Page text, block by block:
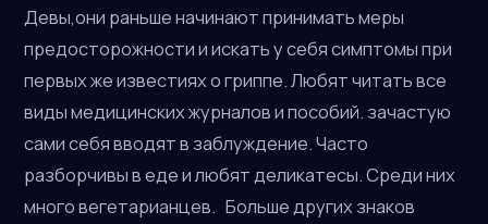
Девы,они раньше начинают принимать меры
предосторожности и искать у себя симптомы при
первых же известиях о гриппе. Любят читать все
виды медицинских журналов и пособий. зачастую
сами себя вводят в заблуждение. Часто
разборчивы в еде и любят деликатесы. Среди них
много вегетарианцев. Больше других знаков